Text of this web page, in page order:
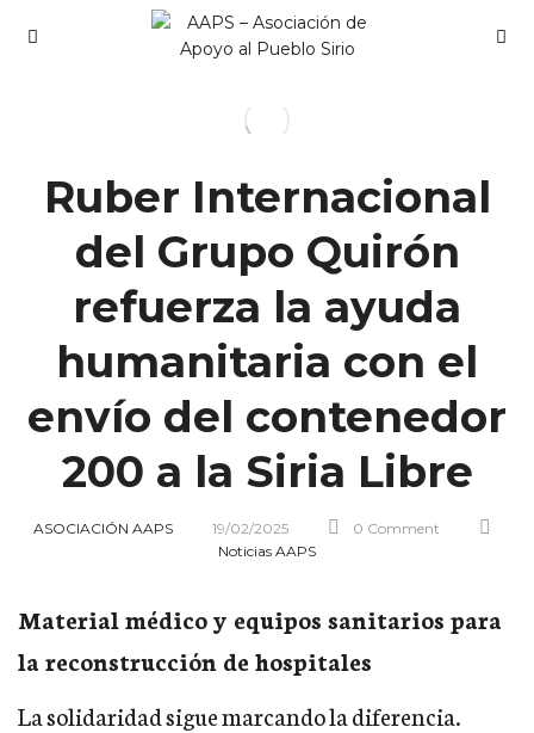
Ruber Internacional
del Grupo Quirón
refuerza la ayuda
humanitaria con el
envío del contenedor
200 a la Siria Libre
ASOCIACIÓN AAPS 19/02/2025
0 Comment
Noticias AAPS
Material médico y equipos sanitarios para
la reconstrucción de hospitales
La solidaridad sigue marcando la diferencia.